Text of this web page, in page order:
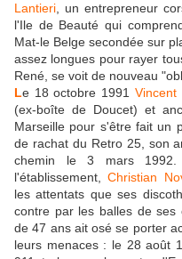
Lantieri , un entrepreneur
l'Ile de Beauté qui
Mat-le Belge secondée sur
assez longues pour rayer
René, se voit de nouveau
Le 18 octobre 1991 Vincent
(ex-boîte de Doucet) et
Marseille pour s'être fait un
de rachat du Retro 25, son
chemin le 3 mars 1992.
l'établissement,Christian
les attentats que ses
contre par les balles de ses
de 47 ans ait osé se porter
leurs menaces : le 28 août